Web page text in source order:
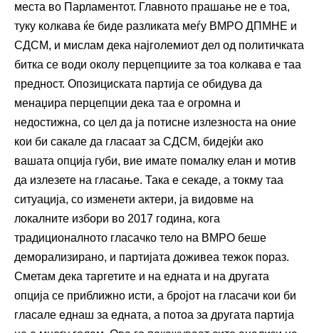
места во Парламентот. Главното прашање не е тоа,
туку колкава ќе биде разликата меѓу ВМРО ДПМНЕ и
СДСМ, и мислам дека најголемиот дел од политичката
битка се води околу перцепциите за тоа колкава е таа
предност. Опозициската партија се обидува да
менаџира перцепции дека таа е огромна и
недостижна, со цел да ја потисне излезноста на оние
кои би сакале да гласаат за СДСМ, бидејќи ако
вашата опција губи, вие имате помалку елан и мотив
да излезете на гласање. Така е секаде, а токму таа
ситуација, со изменети актери, ја видовме на
локалните избори во 2017 година, кога
традиционалното гласачко тело на ВМРО беше
деморализирано, и партијата доживеа тежок пораз.
Сметам дека таргетите и на едната и на другата
опција се приближно исти, а бројот на гласачи кои би
гласале еднаш за едната, а потоа за другата партија